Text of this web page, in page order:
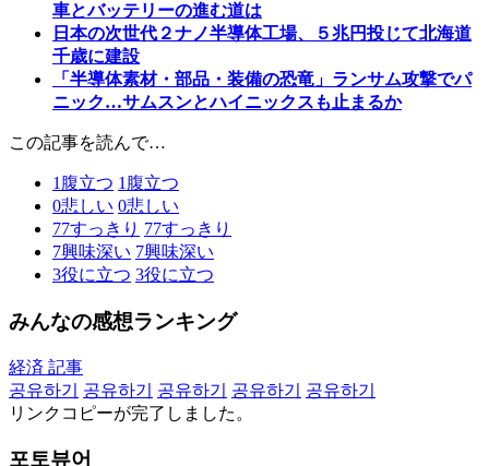
車とバッテリーの進む道は
日本の次世代２ナノ半導体工場、５兆円投じて北海道
千歳に建設
「半導体素材・部品・装備の恐竜」ランサム攻撃でパ
ニック…サムスンとハイニックスも止まるか
この記事を読んで…
1 腹立つ 1 腹立つ
0悲しい 0悲しい
77すっきり 77すっきり
7興味深い 7興味深い
3役に立つ 3役に立つ
みんなの感想ランキング
経済 記事
공유하기
공유하기 공유하기 공유하기
공유하기
リンクコピーが完了しました。
포토뷰어